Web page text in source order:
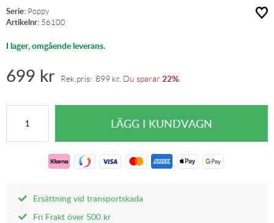
Serie: Poppy
Artikelnr: 56100
I lager, omgående leverans.
699 kr Rek.pris: 899 kr Du sparar 22%
Ersättning vid transportskada
Fri Frakt över 500 kr